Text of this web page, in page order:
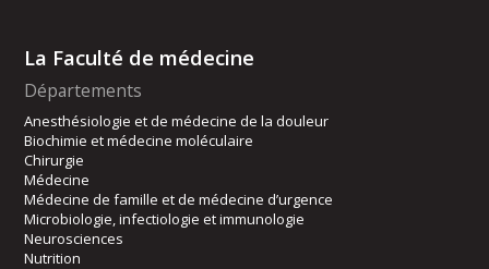
La Faculté de médecine
Départements
Anesthésiologie et de médecine de la douleur
Biochimie et médecine moléculaire
Chirurgie
Médecine
Médecine de famille et de médecine d’urgence
Microbiologie, infectiologie et immunologie
Neurosciences
Nutrition